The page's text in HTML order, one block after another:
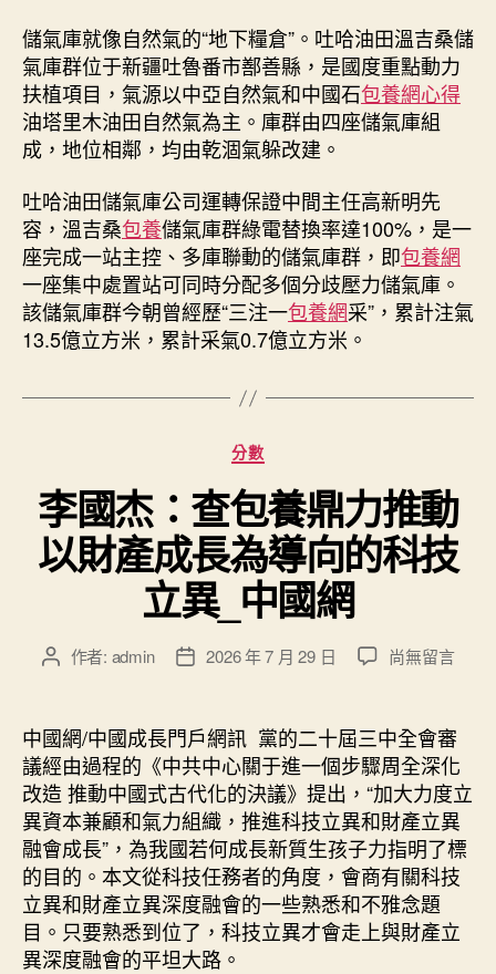
地
域
首
座
儲
群
開
啟
今
冬
供
中
儲氣庫就像自然氣的“地下糧倉”。吐哈油田溫吉桑儲
氣庫群位于新疆吐魯番市鄯善縣，是國度重點動力
扶植項目，氣源以中亞自然氣和中國石包養網心得
油塔里木油田自然氣為主。庫群由四座儲氣庫組
成，地位相鄰，均由乾涸氣躲改建。
吐哈油田儲氣庫公司運轉保證中間主任高新明先
容，溫吉桑包養儲氣庫群綠電替換率達100%，是一
座完成一站主控、多庫聯動的儲氣庫群，即包養網
一座集中處置站可同時分配多個分歧壓力儲氣庫。
該儲氣庫群今朝曾經歷“三注一包養網采”，累計注氣
13.5億立方米，累計采氣0.7億立方米。
分
類
分數
李國杰：查包養鼎力推動
以財產成長為導向的科技
立異_中國網
文
者
作者: admin
文
佈
日
期
2026 年 7 月 29 日
在
杰：
查
包
養
鼎
力
推
動
以
財
尚無留言
中國網/中國成長門戶網訊 黨的二十屆三中全會審
議經由過程的《中共中心關于進一個步驟周全深化
改造 推動中國式古代化的決議》提出，“加大力度立
異資本兼顧和氣力組織，推進科技立異和財產立異
融會成長”，為我國若何成長新質生孩子力指明了標
的目的。本文從科技任務者的角度，會商有關科技
立異和財產立異深度融會的一些熟悉和不雅念題
目。只要熟悉到位了，科技立異才會走上與財產立
異深度融會的平坦大路。